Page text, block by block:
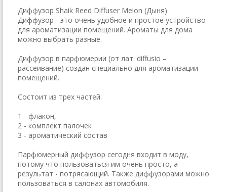
Диффузор Shaik Reed Diffuser Melon (Дыня)
Диффузор - это очень удобное и простое устройство
для ароматизации помещений. Ароматы для дома
можно выбрать разные.
Диффузор в парфюмерии (от лат. diffusio –
рассеивание) создан специально для ароматизации
помещений.
Состоит из трех частей:
1 - флакон,
2 - комплект палочек
3 - ароматический состав
Парфюмерный диффузор сегодня входит в моду,
потому что пользоваться им очень просто, а
результат - потрясающий. Также диффузорами можно
пользоваться в салонах автомобиля.